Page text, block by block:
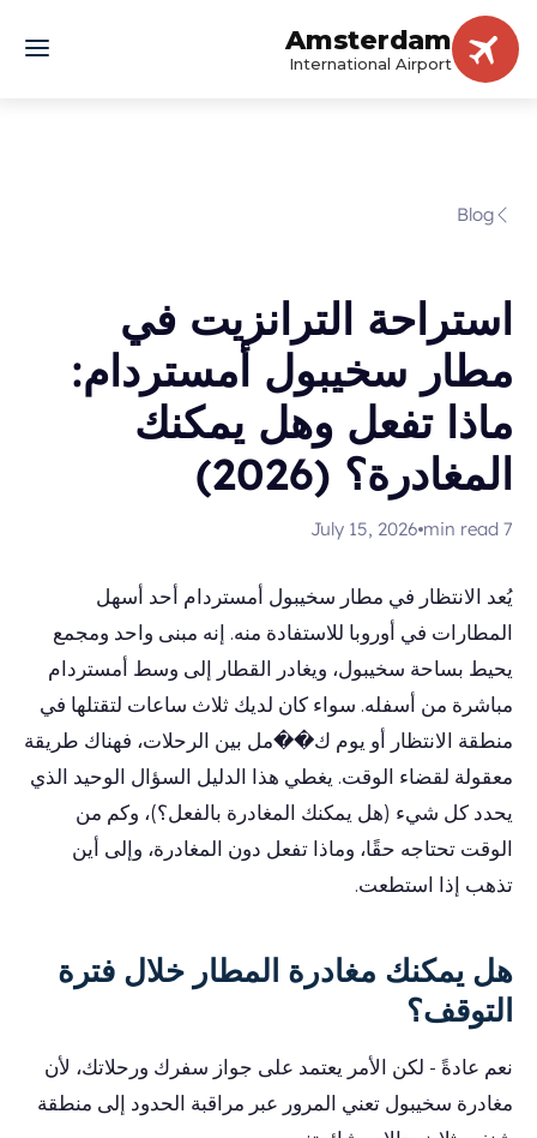
Amsterdam
International Airport
Blog
استراحة الترانزيت في
مطار سخيبول أمستردام:
ماذا تفعل وهل يمكنك
المغادرة؟ (2026)
7
July 15, 2026
يُعد الانتظار في مطار سخيبول أمستردام أحد أسهل
المطارات في أوروبا للاستفادة منه. إنه مبنى واحد ومجمع
يحيط بساحة سخيبول، ويغادر القطار إلى وسط أمستردام
مباشرة من أسفله. سواء كان لديك ثلاث ساعات لتقتلها في
منطقة الانتظار أو يوم ك��مل بين الرحلات، فهناك طريقة
معقولة لقضاء الوقت. يغطي هذا الدليل السؤال الوحيد الذي
يحدد كل شيء (هل يمكنك المغادرة بالفعل؟)، وكم من
الوقت تحتاجه حقًا، وماذا تفعل دون المغادرة، وإلى أين
تذهب إذا استطعت.
هل يمكنك مغادرة المطار خلال فترة
التوقف؟
نعم عادةً - لكن الأمر يعتمد على جواز سفرك ورحلاتك، لأن
مغادرة سخيبول تعني المرور عبر مراقبة الحدود إلى منطقة